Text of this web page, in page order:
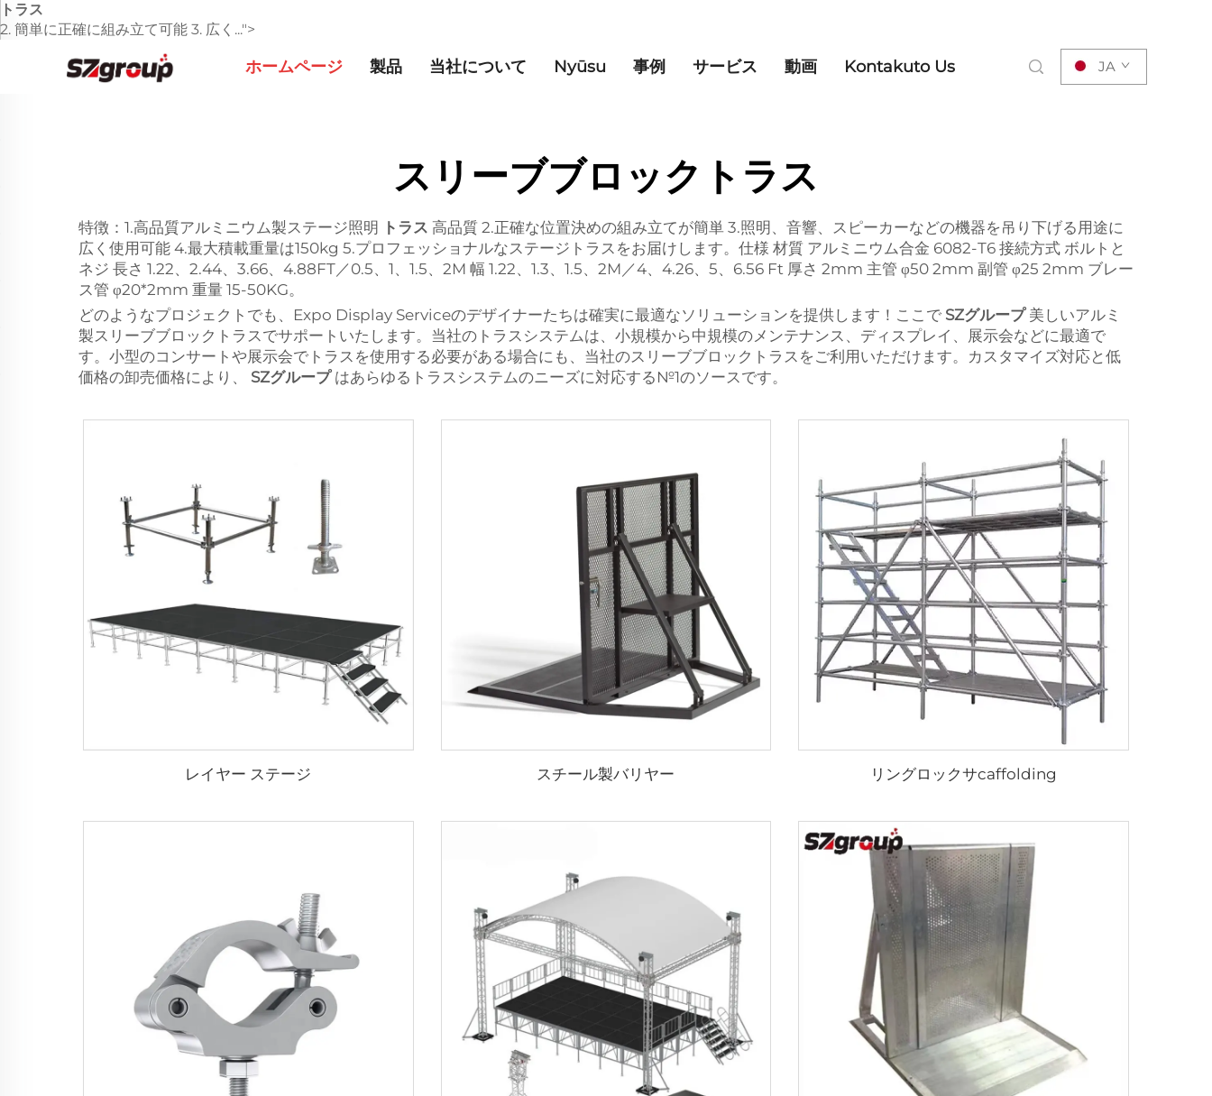
トラス
2. 簡単に正確に組み立て可能 3. 広く...">
ホームページ 製品 当社について Nyūsu 事例 サービス 動画 Kontakuto Us JA
スリーブブロックトラス
特徴：1.高品質アルミニウム製ステージ照明 トラス 高品質 2.正確な位置決めの組み立てが簡単 3.照明、音響、スピーカーなどの機器を吊り下げる用途に
広く使用可能 4.最大積載重量は150kg 5.プロフェッショナルなステージトラスをお届けします。仕様 材質 アルミニウム合金 6082-T6 接続方式 ボルトと
ネジ 長さ 1.22、2.44、3.66、4.88FT／0.5、1、1.5、2M 幅 1.22、1.3、1.5、2M／4、4.26、5、6.56 Ft 厚さ 2mm 主管 φ50 2mm 副管 φ25 2mm ブレー
ス管 φ20*2mm 重量 15-50KG。
どのようなプロジェクトでも、Expo Display Serviceのデザイナーたちは確実に最適なソリューションを提供します！ここで SZグループ 美しいアルミ
製スリーブブロックトラスでサポートいたします。当社のトラスシステムは、小規模から中規模のメンテナンス、ディスプレイ、展示会などに最適で
す。小型のコンサートや展示会でトラスを使用する必要がある場合にも、当社のスリーブブロックトラスをご利用いただけます。カスタマイズ対応と低
価格の卸売価格により、 SZグループ はあらゆるトラスシステムのニーズに対応する№1のソースです。
レイヤー ステージ スチール製バリヤー リングロックサcaffolding